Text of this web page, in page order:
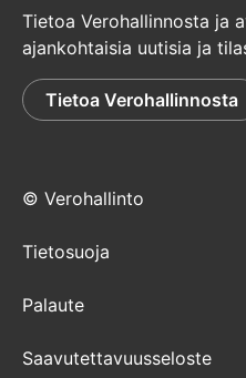
Tietoa Verohallinnosta ja
ajankohtaisia uutisia ja
Tietoa Verohallinnosta
© Verohallinto
Tietosuoja
Palaute
Saavutettavuusseloste